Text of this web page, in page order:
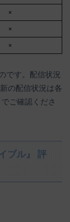
×
×
×
です。配信状況
の配信状況は各
ご確認くださ
ブル』 評